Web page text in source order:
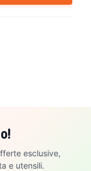
esclusive,
e utensili.